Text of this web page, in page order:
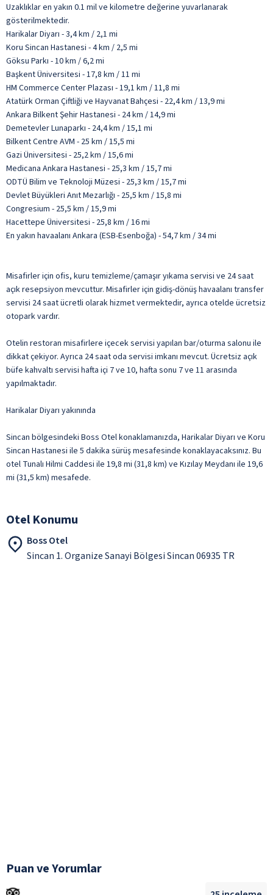
Uzaklıklar en yakın 0.1 mil ve kilometre değerine yuvarlanarak
gösterilmektedir.
Harikalar Diyarı - 3,4 km / 2,1 mi
Koru Sincan Hastanesi - 4 km / 2,5 mi
Göksu Parkı - 10 km / 6,2 mi
Başkent Üniversitesi - 17,8 km / 11 mi
HM Commerce Center Plazası - 19,1 km / 11,8 mi
Atatürk Orman Çiftliği ve Hayvanat Bahçesi - 22,4 km / 13,9 mi
Ankara Bilkent Şehir Hastanesi - 24 km / 14,9 mi
Demetevler Lunaparkı - 24,4 km / 15,1 mi
Bilkent Centre AVM - 25 km / 15,5 mi
Gazi Üniversitesi - 25,2 km / 15,6 mi
Medicana Ankara Hastanesi - 25,3 km / 15,7 mi
ODTÜ Bilim ve Teknoloji Müzesi - 25,3 km / 15,7 mi
Devlet Büyükleri Anıt Mezarlığı - 25,5 km / 15,8 mi
Congresium - 25,5 km / 15,9 mi
Hacettepe Üniversitesi - 25,8 km / 16 mi
En yakın havaalanı Ankara (ESB-Esenboğa) - 54,7 km / 34 mi
Misafirler için ofis, kuru temizleme/çamaşır yıkama servisi ve 24 saat
açık resepsiyon mevcuttur. Misafirler için gidiş-dönüş havaalanı transfer
servisi 24 saat ücretli olarak hizmet vermektedir, ayrıca otelde ücretsiz
otopark vardır.
Otelin restoran misafirlere içecek servisi yapılan bar/oturma salonu ile
dikkat çekiyor. Ayrıca 24 saat oda servisi imkanı mevcut. Ücretsiz açık
büfe kahvaltı servisi hafta içi 7 ve 10, hafta sonu 7 ve 11 arasında
yapılmaktadır.
Harikalar Diyarı yakınında
Sincan bölgesindeki Boss Otel konaklamanızda, Harikalar Diyarı ve Koru
Sincan Hastanesi ile 5 dakika sürüş mesafesinde konaklayacaksınız. Bu
otel Tunalı Hilmi Caddesi ile 19,8 mi (31,8 km) ve Kızılay Meydanı ile 19,6
mi (31,5 km) mesafede.
Otel Konumu
Boss Otel
Sincan 1. Organize Sanayi Bölgesi Sincan 06935 TR
Puan ve Yorumlar